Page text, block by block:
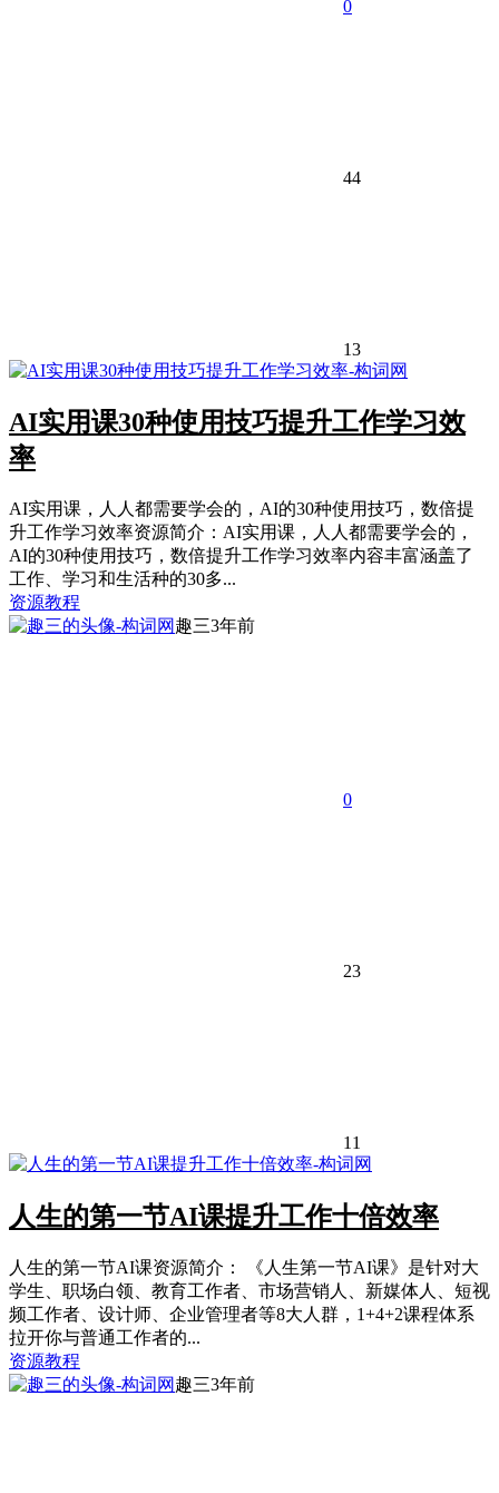
0
44
13
AI实用课30种使用技巧提升工作学习效
率
AI实用课，人人都需要学会的，AI的30种使用技巧，数倍提
升工作学习效率资源简介：AI实用课，人人都需要学会的，
AI的30种使用技巧，数倍提升工作学习效率内容丰富涵盖了
工作、学习和生活种的30多...
资源教程
趣三3年前
0
23
11
人生的第一节AI课提升工作十倍效率
人生的第一节AI课资源简介： 《人生第一节AI课》是针对大
学生、职场白领、教育工作者、市场营销人、新媒体人、短视
频工作者、设计师、企业管理者等8大人群，1+4+2课程体系
拉开你与普通工作者的...
资源教程
趣三3年前